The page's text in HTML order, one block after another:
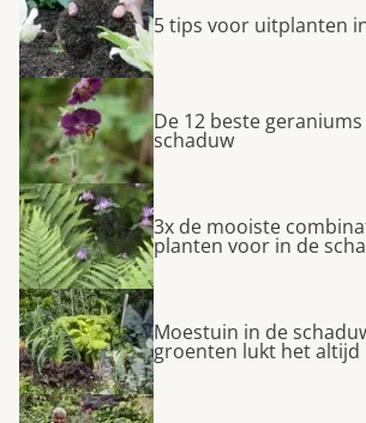
5 tips voor uitplanten
De 12 beste
schaduw
3x de mooiste
planten voor in de
Moestuin in de
groenten lukt het altijd